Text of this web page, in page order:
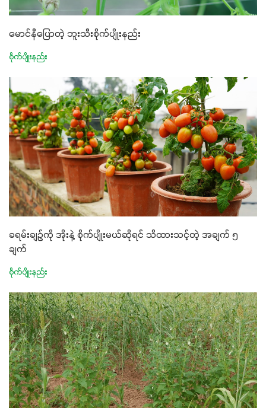
မောင်နီပြောတဲ့ ဘူးသီးစိုက်ပျိုးနည်း
စိုက်ပျိုးနည်း
ခရမ်းချဥ်ကို အိုးနဲ့ စိုက်ပျိုးမယ်ဆိုရင် သိထားသင့်တဲ့ အချက် ၅
ချက်
စိုက်ပျိုးနည်း